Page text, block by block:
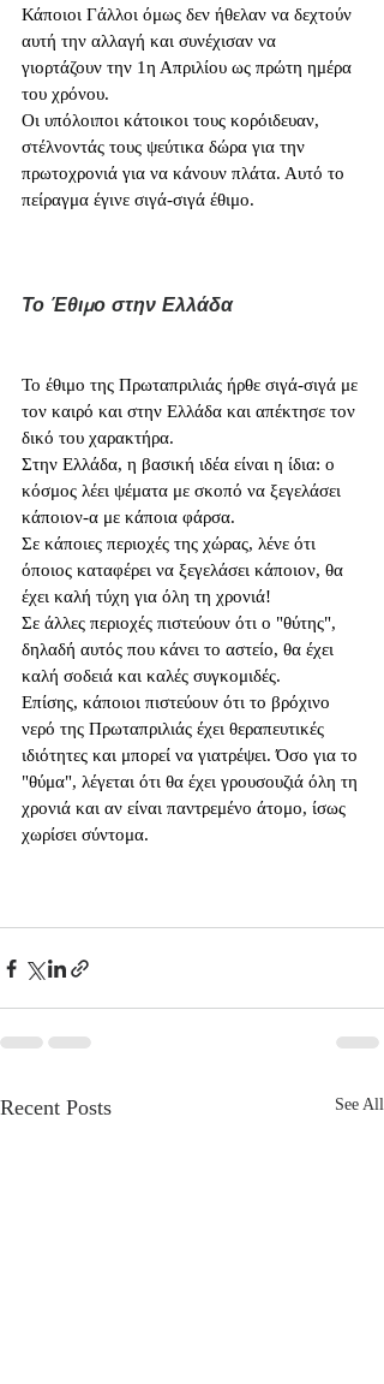
Κάποιοι Γάλλοι όμως δεν ήθελαν να δεχτούν
αυτή την αλλαγή και συνέχισαν να
γιορτάζουν την 1η Απριλίου ως πρώτη ημέρα
του χρόνου.
Οι υπόλοιποι κάτοικοι τους κορόιδευαν,
στέλνοντάς τους ψεύτικα δώρα για την
πρωτοχρονιά για να κάνουν πλάτα. Αυτό το
πείραγμα έγινε σιγά-σιγά έθιμο.
Το Έθιμο στην Ελλάδα
Το έθιμο της Πρωταπριλιάς ήρθε σιγά-σιγά με
τον καιρό και στην Ελλάδα και απέκτησε τον
δικό του χαρακτήρα.
Στην Ελλάδα, η βασική ιδέα είναι η ίδια: ο
κόσμος λέει ψέματα με σκοπό να ξεγελάσει
κάποιον-α με κάποια φάρσα.
Σε κάποιες περιοχές της χώρας, λένε ότι
όποιος καταφέρει να ξεγελάσει κάποιον, θα
έχει καλή τύχη για όλη τη χρονιά!
Σε άλλες περιοχές πιστεύουν ότι ο "θύτης",
δηλαδή αυτός που κάνει το αστείο, θα έχει
καλή σοδειά και καλές συγκομιδές.
Επίσης, κάποιοι πιστεύουν ότι το βρόχινο
νερό της Πρωταπριλιάς έχει θεραπευτικές
ιδιότητες και μπορεί να γιατρέψει. Όσο για το
"θύμα", λέγεται ότι θα έχει γρουσουζιά όλη τη
χρονιά και αν είναι παντρεμένο άτομο, ίσως
χωρίσει σύντομα.
Recent Posts See All